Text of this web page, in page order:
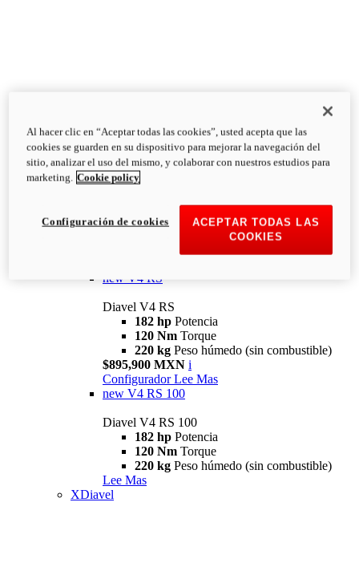
Diavel
V4
Diavel V4
126 NmTorque
223 kg
PESO HÚMEDO SIN
new V4 RS
Diavel V4 RS
182 hp Potencia
120 Nm Torque
220 kg Peso húmedo (sin combustible)
$895,900 MXN i
Configurador Lee Mas
new V4 RS 100
Diavel V4 RS 100
182 hp Potencia
120 Nm Torque
220 kg Peso húmedo (sin combustible)
Lee Mas
XDiavel
Al hacer clic en “Aceptar todas las cookies”, usted acepta que las
cookies se guarden en su dispositivo para mejorar la navegación del
sitio, analizar el uso del mismo, y colaborar con nuestros estudios para
marketing. Cookie policy
ACEPTAR TODAS LAS
COOKIES
Configuración de cookies